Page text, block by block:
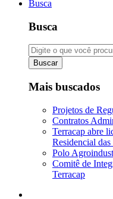
Busca
Busca
Buscar
Mais buscados
Projetos de
Contratos
Terracap abre
Residencial
Polo
Comitê de
Terracap